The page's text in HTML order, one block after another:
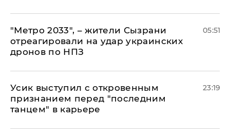
"Метро 2033", – жители Сызрани
отреагировали на удар украинских
дронов по НПЗ
05:51
Усик выступил с откровенным
признанием перед "последним
танцем" в карьере
23:19